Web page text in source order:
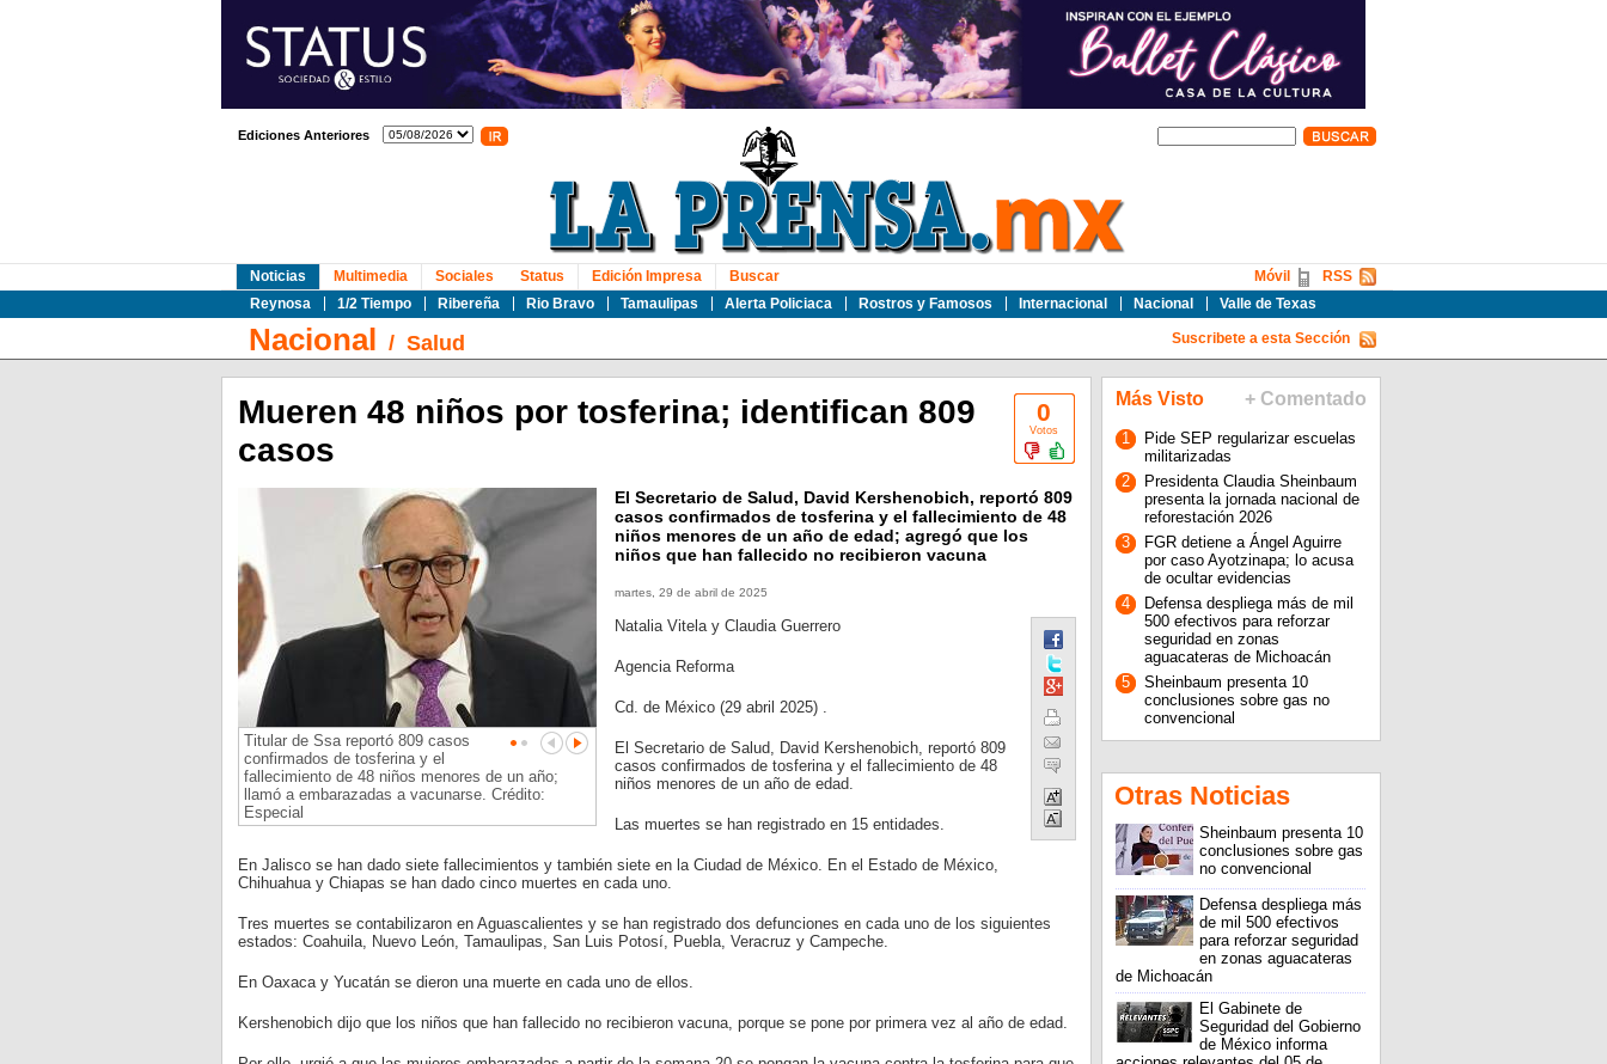
Ediciones Anteriores
Noticias
Reynosa
1/2 Tiempo Ribereña Rio Bravo Tamaulipas Alerta Policiaca Rostros y Famosos Internacional Nacional Valle de Texas
Multimedia Sociales Status Edición Impresa Buscar RSS
Móvil
Nacional / Salud Suscribete a esta Sección
0
Votos
Mueren 48 niños por tosferina; identifican 809
casos
Titular de Ssa reportó 809 casos
confirmados de tosferina y el
fallecimiento de 48 niños menores de un año;
llamó a embarazadas a vacunarse. Crédito:
Especial
El Secretario de Salud, David Kershenobich, reportó 809
casos confirmados de tosferina y el fallecimiento de 48
niños menores de un año de edad; agregó que los
niños que han fallecido no recibieron vacuna
martes, 29 de abril de 2025
Natalia Vitela y Claudia Guerrero
Agencia Reforma
Cd. de México (29 abril 2025) .
El Secretario de Salud, David Kershenobich, reportó 809
casos confirmados de tosferina y el fallecimiento de 48
niños menores de un año de edad.
Las muertes se han registrado en 15 entidades.
En Jalisco se han dado siete fallecimientos y también siete en la Ciudad de México. En el Estado de México,
Chihuahua y Chiapas se han dado cinco muertes en cada uno.
Tres muertes se contabilizaron en Aguascalientes y se han registrado dos defunciones en cada uno de los siguientes
estados: Coahuila, Nuevo León, Tamaulipas, San Luis Potosí, Puebla, Veracruz y Campeche.
En Oaxaca y Yucatán se dieron una muerte en cada uno de ellos.
Kershenobich dijo que los niños que han fallecido no recibieron vacuna, porque se pone por primera vez al año de edad.
Más Visto + Comentado
1
Pide SEP regularizar escuelas
militarizadas
2
Presidenta Claudia Sheinbaum
presenta la jornada nacional de
reforestación 2026
3
FGR detiene a Ángel Aguirre
por caso Ayotzinapa; lo acusa
de ocultar evidencias
4
Defensa despliega más de mil
500 efectivos para reforzar
seguridad en zonas
aguacateras de Michoacán
5
Sheinbaum presenta 10
conclusiones sobre gas no
convencional
Otras Noticias
Sheinbaum presenta 10
conclusiones sobre gas
no convencional
Defensa despliega más
de mil 500 efectivos
para reforzar seguridad
en zonas aguacateras
de Michoacán
El Gabinete de
Seguridad del Gobierno
de México informa